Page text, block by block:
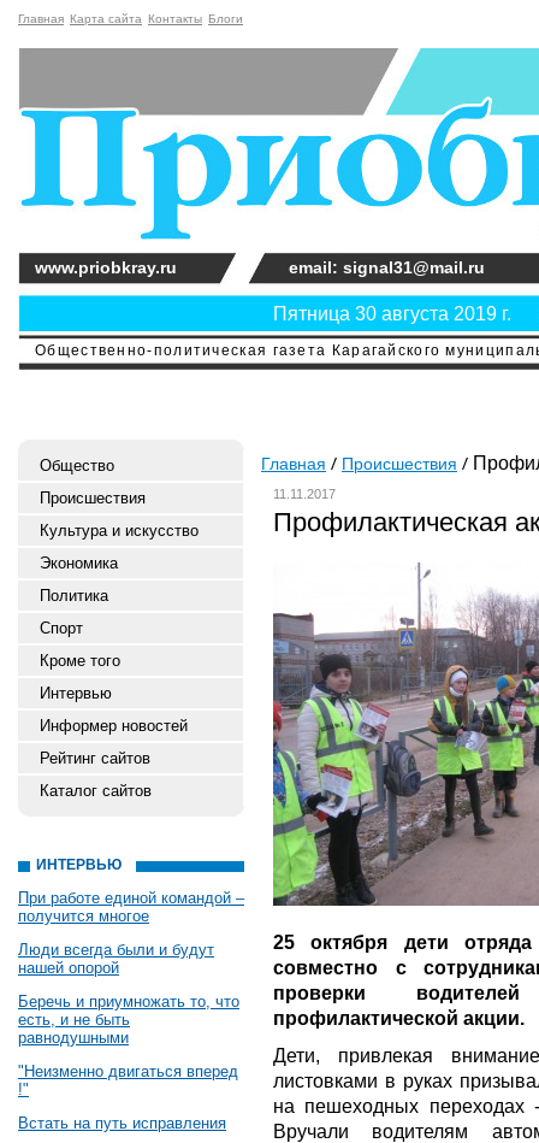
Главная Карта сайта Контакты Блоги
Общественно-политическая газета Карагайского
Пятница 30 августа 2019 г.
www.priobkray.ru email: signal31@mail.ru
Общество
Происшествия
Культура и искусство
Экономика
Политика
Спорт
Кроме того
Интервью
Информер новостей
Рейтинг сайтов
Каталог сайтов
ИНТЕРВЬЮ
При работе единой командой –
получится многое
Люди всегда были и будут
нашей опорой
Беречь и приумножать то, что
есть, и не быть
равнодушными
"Неизменно двигаться вперед
!"
Встать на путь исправления
Главная Происшествия
11.11.2017
Профилактическая
25 октября дети
совместно с
проверки
профилактической акции.
Дети, привлекая
листовками в руках
на пешеходных переходах
Вручали водителям